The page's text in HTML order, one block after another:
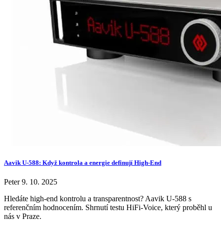
Aavik U-588: Když kontrola a energie definují High-End
Peter9. 10. 2025
Hledáte high-end kontrolu a transparentnost? Aavik U-588 s
referenčním hodnocením. Shrnutí testu HiFi-Voice, který proběhl u
nás v Praze.